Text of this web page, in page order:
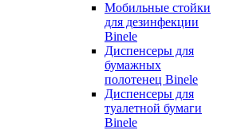
Мобильные стойки
для дезинфекции
Binele
Диспенсеры для
бумажных
полотенец Binele
Диспенсеры для
туалетной бумаги
Binele